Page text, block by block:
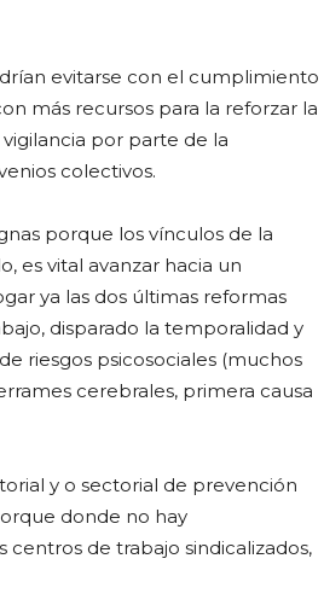
evitarse con el cumplimiento
más recursos para la reforzar la
por parte de la
colectivos.
porque los vínculos de la
es vital avanzar hacia un
ya las dos últimas reformas
disparado la temporalidad y
riesgos psicosociales (muchos
cerebrales, primera causa
y o sectorial de prevención
donde no hay
centros de trabajo sindicalizados,